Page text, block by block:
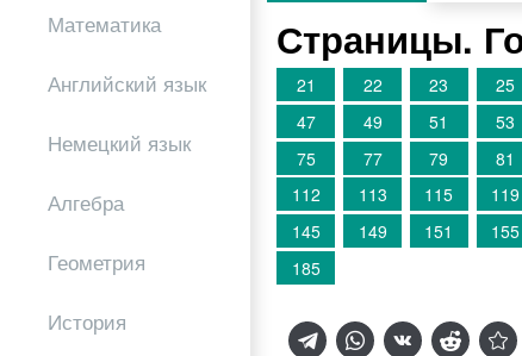
Математика
Английский язык
Немецкий язык
Алгебра
Геометрия
История
Страницы.
21
22 23 25
47
49 51 53
75
77 79 81
112
113 115 119
145
149 151 155
185